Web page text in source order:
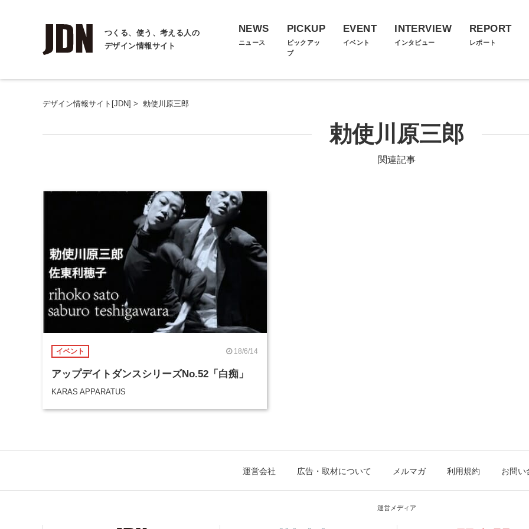
つくる、使う、考える人の
デザイン情報サイト
NEWS
ニュース
PICKUP
ピックアッ
プ
EVENT
イベント
INTERVIEW
インタビュー
REPORT
レポート
デザイン情報サイト[JDN] > 勅使川原三郎
勅使川原三郎
関連記事
イベント 18/6/14
アップデイトダンスシリーズNo.52「白痴」
KARAS APPARATUS
運営会社 広告・取材について メルマガ 利用規約 お問い
運営メディア